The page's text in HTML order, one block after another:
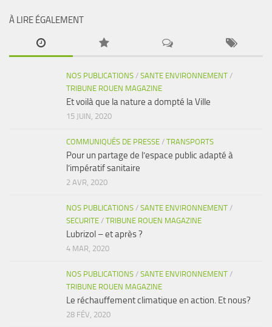
À LIRE ÉGALEMENT
NOS PUBLICATIONS / SANTE ENVIRONNEMENT /
TRIBUNE ROUEN MAGAZINE
Et voilà que la nature a dompté la Ville
15 JUIN, 2020
COMMUNIQUÉS DE PRESSE / TRANSPORTS
Pour un partage de l’espace public adapté à
l’impératif sanitaire
2 AVR, 2020
NOS PUBLICATIONS / SANTE ENVIRONNEMENT /
SECURITE / TRIBUNE ROUEN MAGAZINE
Lubrizol – et après ?
4 MAR, 2020
NOS PUBLICATIONS / SANTE ENVIRONNEMENT /
TRIBUNE ROUEN MAGAZINE
Le réchauffement climatique en action. Et nous?
28 FÉV, 2020